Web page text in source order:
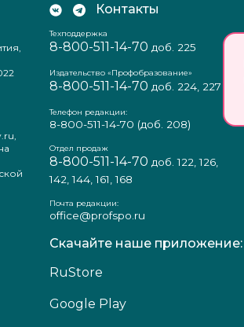
Контакты
Техподдержка
8-800-511-14-70 доб. 225
Издательство «Профобразование»
8-800-511-14-70 доб. 224, 227
Телефон редакции:
8-800-511-14-70 (доб. 208)
Отдел продаж
8-800-511-14-70 доб. 122, 126,
142, 144, 161, 168
Почта редакции:
office@profspo.ru
Скачайте наше приложение:
RuStore
Google Play